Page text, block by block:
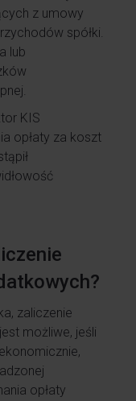
z umowy
spółki.
lub
KIS
opłaty za koszt
zaliczenie
możliwe, jeśli
opłaty